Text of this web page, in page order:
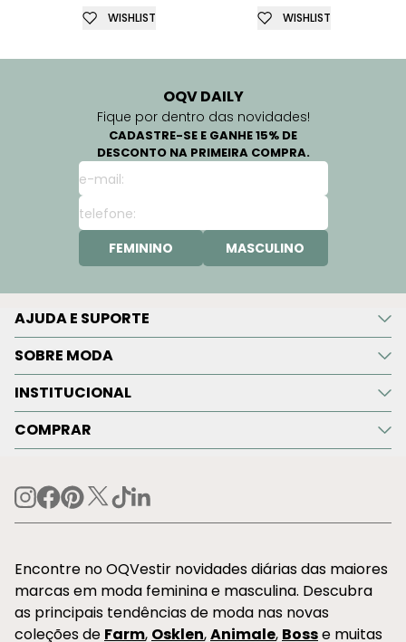
WISHLIST
WISHLIST
OQV DAILY
Fique por dentro das novidades!
CADASTRE-SE E GANHE 15% DE
DESCONTO NA PRIMEIRA COMPRA.
FEMININO MASCULINO
AJUDA E SUPORTE
SOBRE MODA
INSTITUCIONAL
COMPRAR
Encontre no OQVestir novidades diárias das maiores
marcas em moda feminina e masculina. Descubra
as principais tendências de moda nas novas
coleções de Farm, Osklen,Animale, Bosse muitas